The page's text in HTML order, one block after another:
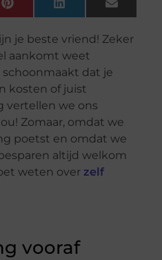
Pinterest LinkedIn Email
je beste vriend! Zeker
aankomt weet
dat je
kosten of juist
vertellen we ons
Zomaar, omdat we
poetst en omdat we
altijd welkom
weten over zelf
vooraf